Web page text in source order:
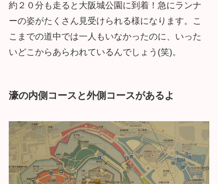
約２０分も走ると大阪城公園に到着！急にランナ
ーの姿がたくさん見受けられる様になります。こ
こまでの道中では一人もいなかったのに、いった
いどこからあらわれているんでしょう(笑)。
濠の内側コースと外側コースがあるよ